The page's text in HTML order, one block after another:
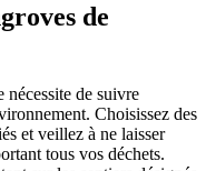
de
nécessite de suivre
Choisissez des
et veillez à ne laisser
tous vos déchets.